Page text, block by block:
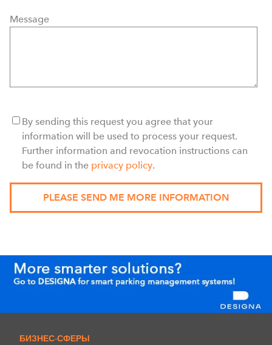
Message
By sending this request you agree that your
information will be used to process your request.
Further information and revocation instructions can
be found in the privacy policy.
БИЗНЕС-СФЕРЫ